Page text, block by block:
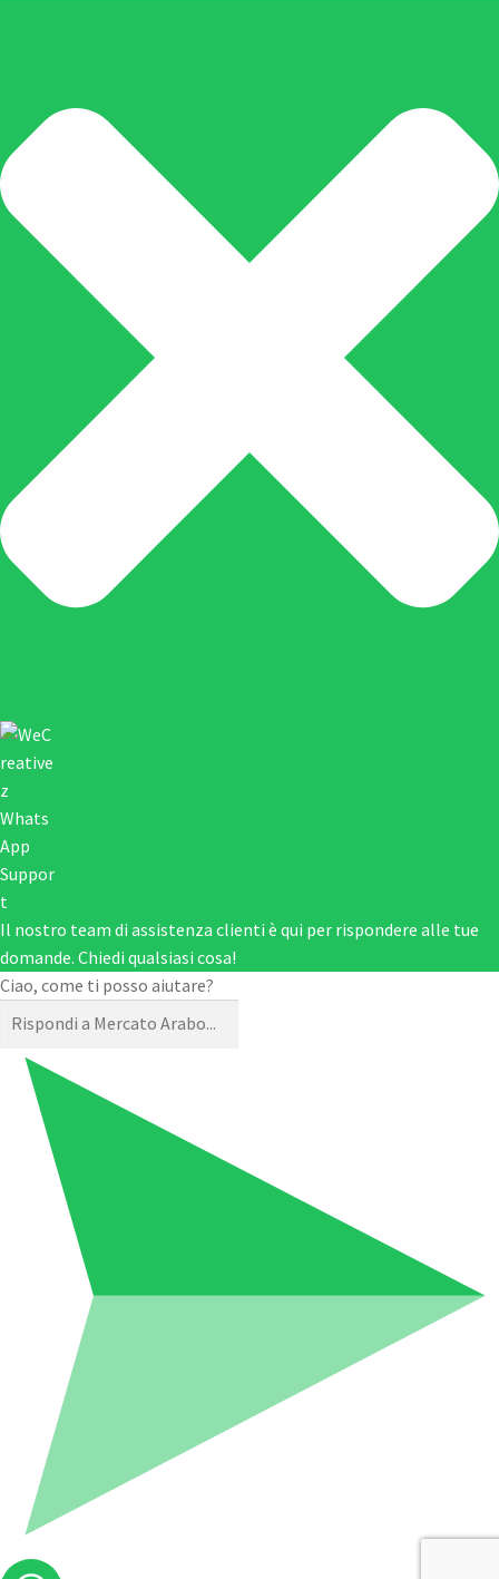
Il nostro team di assistenza clienti è qui per rispondere alle tue
domande. Chiedi qualsiasi cosa!
Ciao, come ti posso aiutare?